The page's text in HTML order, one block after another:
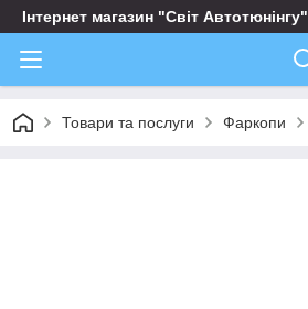
Інтернет магазин "Світ Автотюнінгу"
Товари та послуги Фаркопи